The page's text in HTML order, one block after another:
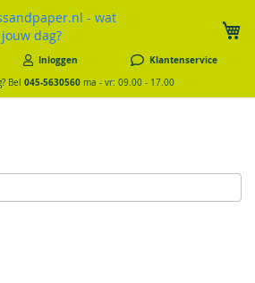
Inloggen Klantenservice
Bel 045-5630560 ma - vr: 09.00 - 17.00